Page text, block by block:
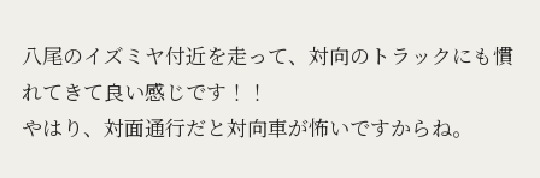
八尾のイズミヤ付近を走って、対向のトラックにも慣
れてきて良い感じです！！
やはり、対面通行だと対向車が怖いですからね。